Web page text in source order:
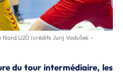
Nord U20 (crédits Jurij Vodušek -
du tour intermédiaire, les